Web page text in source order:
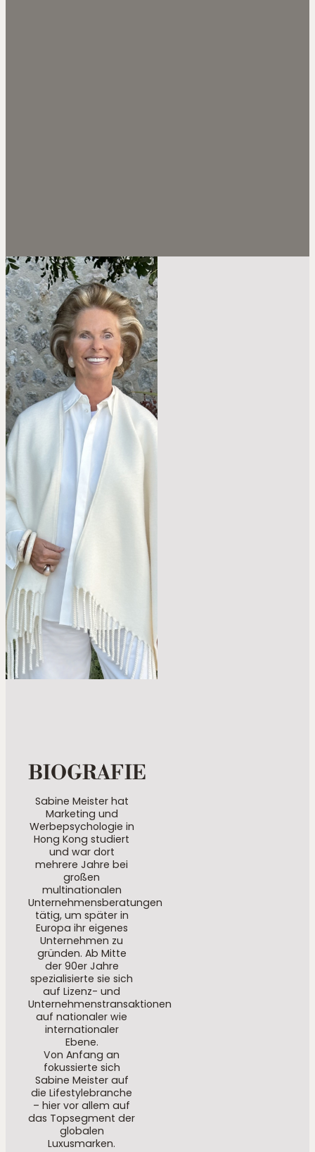
BIOGRAFIE
Sabine Meister hat
Marketing und
Werbepsychologie in
Hong Kong studiert
und war dort
mehrere Jahre bei
großen
multinationalen
Unternehmensberatungen
tätig, um später in
Europa ihr eigenes
Unternehmen zu
gründen. Ab Mitte
der 90er Jahre
spezialisierte sie sich
auf Lizenz- und
Unternehmenstransaktionen
auf nationaler wie
internationaler
Ebene.
Von Anfang an
fokussierte sich
Sabine Meister auf
die Lifestylebranche
– hier vor allem auf
das Topsegment der
globalen
Luxusmarken.